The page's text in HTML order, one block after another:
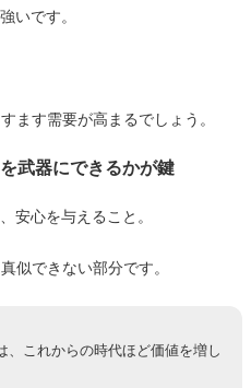
いです。
ます需要が高まるでしょう。
武器にできるかが鍵
安心を与えること。
似できない部分です。
、これからの時代ほど価値を増し